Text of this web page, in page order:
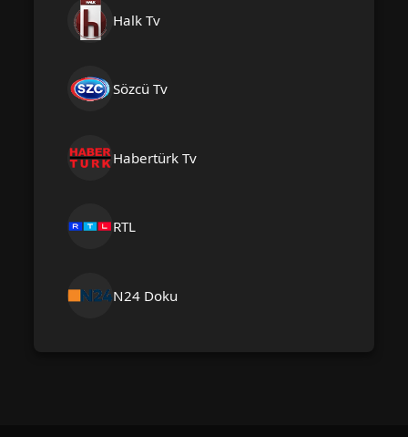
Halk Tv
Sözcü Tv
Habertürk Tv
RTL
N24 Doku